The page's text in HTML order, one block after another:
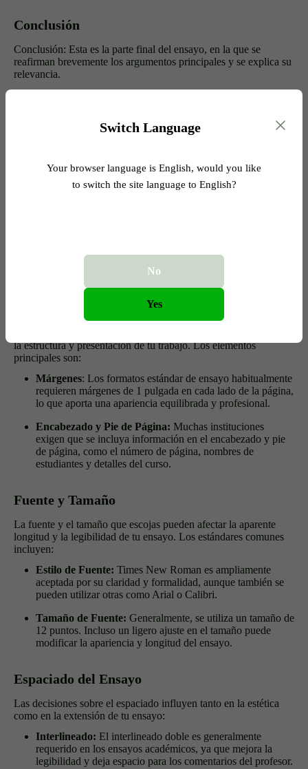
Conclusión
Conclusión: Esta es la parte final del ensayo, en la que se
reafirman brevemente los argumentos principales y se explica su
relevancia.
del total del
ensayo). Incluso en documentos más extensos, como tesis o
cumpla con los estándares académicos y comunique eficazmente
la estructura y presentación de tu trabajo. Los elementos
principales son:
Márgenes: Los formatos estándar de ensayo habitualmente
requieren márgenes de 1 pulgada en cada lado de la página,
lo que aporta una apariencia equilibrada y profesional.
Encabezado y Pie de Página: Muchas instituciones
exigen que se incluya información en el encabezado y pie
de página, como el número de página, nombres de
estudiantes y detalles del curso.
Fuente y Tamaño
La fuente y el tamaño que escojas pueden afectar la aparente
longitud y la legibilidad de tu ensayo. Los estándares comunes
incluyen:
Estilo de Fuente: Times New Roman es ampliamente
aceptada por su claridad y formalidad, aunque también se
pueden utilizar otras como Arial o Calibri.
Tamaño de Fuente: Generalmente, se utiliza un tamaño de
12 puntos. Incluso un ligero ajuste en el tamaño puede
modificar la apariencia y longitud del ensayo.
Espaciado del Ensayo
Las decisiones sobre el espaciado influyen tanto en la estética
como en la extensión de tu ensayo:
Interlineado: El interlineado doble es generalmente
requerido en los ensayos académicos, ya que mejora la
legibilidad y deja espacio para los comentarios del profesor.
Switch Language
Your browser language is English, would you like
to switch the site language to English?
No
Yes